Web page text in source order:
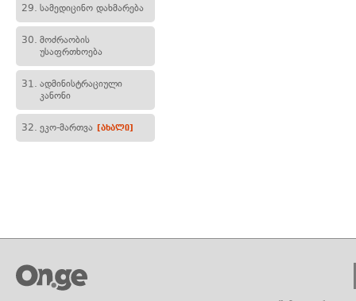
29. სამედიცინო დახმარება
30. მოძრაობის
უსაფრთხოება
31. ადმინისტრაციული
კანონი
32. ეკო-მართვა [ახალი]